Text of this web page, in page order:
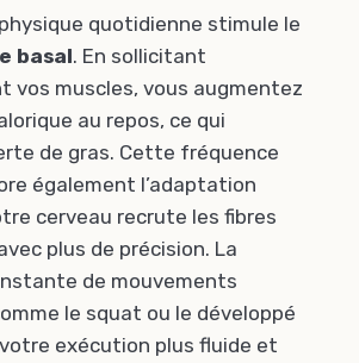
quotidienne stimule le
basal. En sollicitant
vos muscles, vous augmentez
au repos, ce qui
de gras. Cette fréquence
également l’adaptation
cerveau recrute les fibres
plus de précision. La
de mouvements
le squat ou le développé
exécution plus fluide et